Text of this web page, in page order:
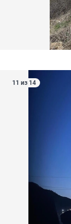
11 из 14